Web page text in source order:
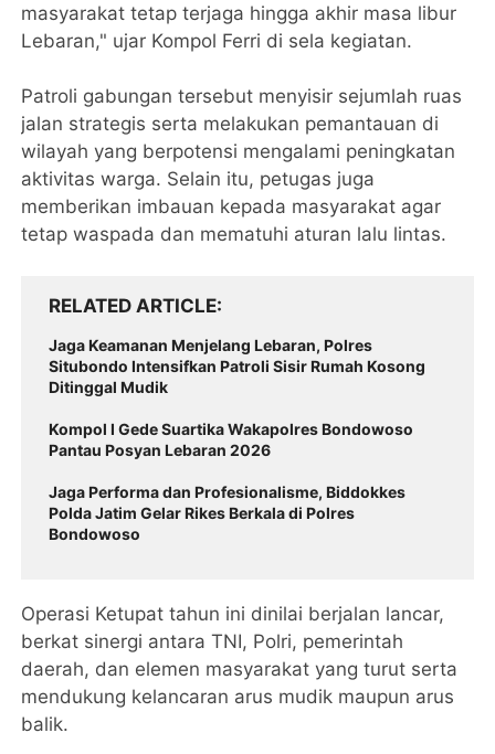
masyarakat tetap terjaga hingga akhir masa libur
Lebaran," ujar Kompol Ferri di sela kegiatan.
Patroli gabungan tersebut menyisir sejumlah ruas
jalan strategis serta melakukan pemantauan di
wilayah yang berpotensi mengalami peningkatan
aktivitas warga. Selain itu, petugas juga
memberikan imbauan kepada masyarakat agar
tetap waspada dan mematuhi aturan lalu lintas.
RELATED ARTICLE
Jaga Keamanan Menjelang Lebaran, Polres
Situbondo Intensifkan Patroli Sisir Rumah Kosong
Ditinggal Mudik
Kompol I Gede Suartika Wakapolres Bondowoso
Pantau Posyan Lebaran 2026
Jaga Performa dan Profesionalisme, Biddokkes
Polda Jatim Gelar Rikes Berkala di Polres
Bondowoso
Operasi Ketupat tahun ini dinilai berjalan lancar,
berkat sinergi antara TNI, Polri, pemerintah
daerah, dan elemen masyarakat yang turut serta
mendukung kelancaran arus mudik maupun arus
balik.